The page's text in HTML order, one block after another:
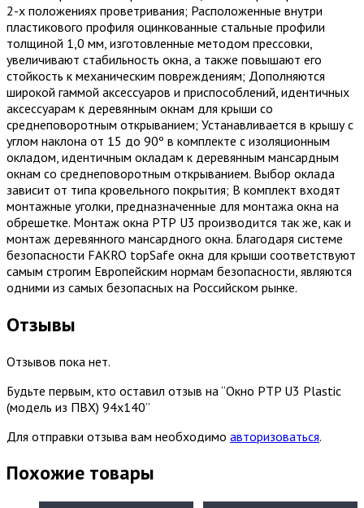
2-х положениях проветривания; Расположенные внутри
пластикового профиля оцинкованные стальные профили
толщиной 1,0 мм, изготовленные методом прессовки,
увеличивают стабильность окна, а также повышают его
стойкость к механическим повреждениям; Дополняются
широкой гаммой аксессуаров и приспособлений, идентичных
аксессуарам к деревянным окнам для крыши со
среднеповоротным открыванием; Устанавливается в крышу с
углом наклона от 15 до 90º в комплекте с изоляционным
окладом, идентичным окладам к деревянным мансардным
окнам со среднеповоротным открыванием. Выбор оклада
зависит от типа кровельного покрытия; В комплект входят
монтажные уголки, предназначенные для монтажа окна на
обрешетке. Монтаж окна РТР U3 производится так же, как и
монтаж деревянного мансардного окна. Благодаря системе
безопасности FAKRO topSafe окна для крыши соответствуют
самым строгим Европейским нормам безопасности, являются
одними из самых безопасных на Российском рынке.
Отзывы
Отзывов пока нет.
Будьте первым, кто оставил отзыв на “Окно PTP U3 Plastic
(модель из ПВХ) 94х140”
Для отправки отзыва вам необходимо авторизоваться.
Похожие товары